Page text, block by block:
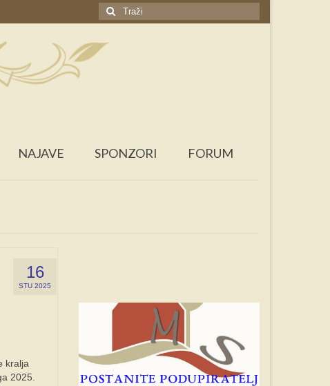
Search
for:
NAJAVE SPONZORI FORUM
16
STU 2025
kralja
2025.